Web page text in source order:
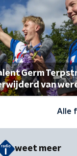
Germ
van
Alle
weet meer